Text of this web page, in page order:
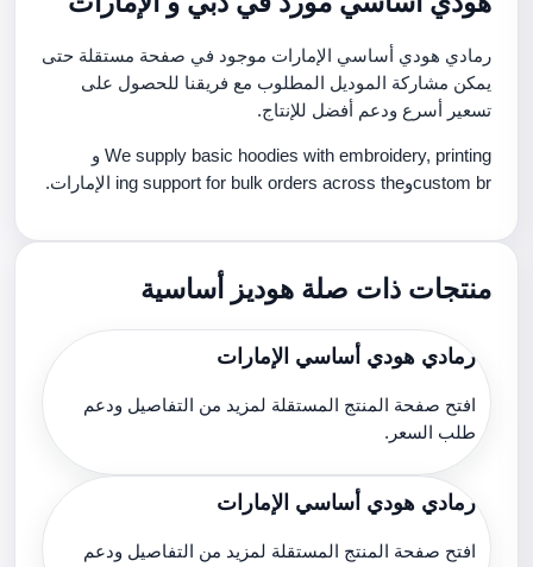
رمادي هودي أساسي الإمارات موجود في صفحة مستقلة حتى
يمكن مشاركة الموديل المطلوب مع فريقنا للحصول على
تسعير أسرع ودعم أفضل للإنتاج.
We supply basic hoodies with embroidery, printing و
custom brوing support for bulk orders across the الإمارات.
منتجات ذات صلة هوديز أساسية
رمادي هودي أساسي الإمارات
افتح صفحة المنتج المستقلة لمزيد من التفاصيل ودعم
طلب السعر.
رمادي هودي أساسي الإمارات
افتح صفحة المنتج المستقلة لمزيد من التفاصيل ودعم